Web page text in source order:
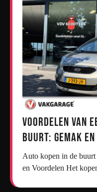
Voordelen van
Buurt: Gemak
Auto kopen in de buurt Auto kopen in de buurt: Gemak
en Voordelen Het